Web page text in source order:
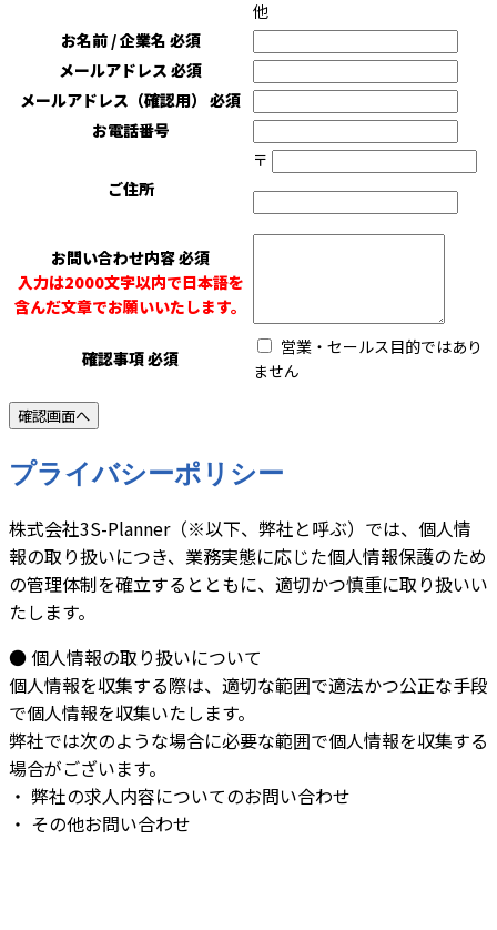
他
お名前 / 企業名 必須
メールアドレス 必須
メールアドレス（確認用） 必須
お電話番号
ご住所
〒
お問い合わせ内容必須
入力は2000文字以内で日本語を
含んだ文章でお願いいたします。
確認事項必須
営業・セールス目的ではあり
ません
プライバシーポリシー
株式会社3S-Planner（※以下、弊社と呼ぶ）では、個人情
報の取り扱いにつき、業務実態に応じた個人情報保護のため
の管理体制を確立するとともに、適切かつ慎重に取り扱いい
たします。
● 個人情報の取り扱いについて
個人情報を収集する際は、適切な範囲で適法かつ公正な手段
で個人情報を収集いたします。
弊社では次のような場合に必要な範囲で個人情報を収集する
場合がございます。
・ 弊社の求人内容についてのお問い合わせ
・ その他お問い合わせ